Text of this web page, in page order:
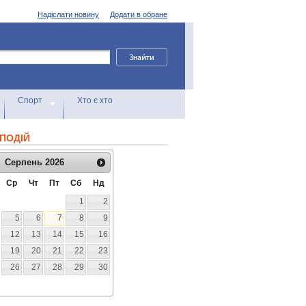
Додати в обране
Надіслати новину
Спорт Хто є хто
Серпень 2026
Ср Чт Пт Сб
Нд
1
2
5 6 7 8
9
12 13 14 15
16
19 20 21 22
23
26 27 28 29
30